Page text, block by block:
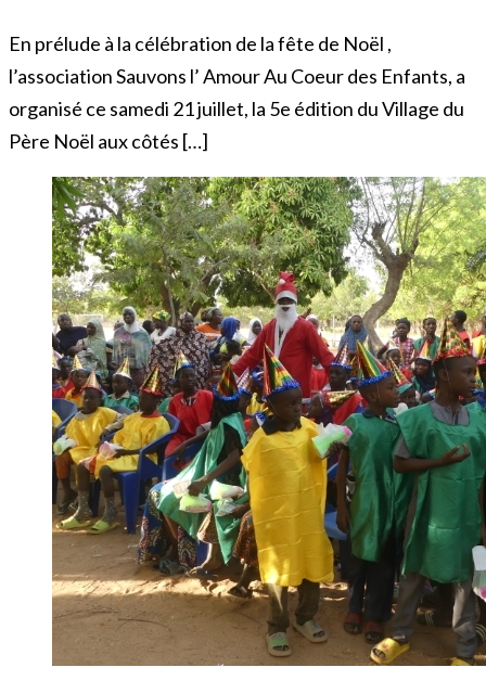
En prélude à la célébration de la fête de Noël ,
l’association Sauvons l’ Amour Au Coeur des Enfants, a
organisé ce samedi 21 juillet, la 5e édition du Village du
Père Noël aux côtés […]